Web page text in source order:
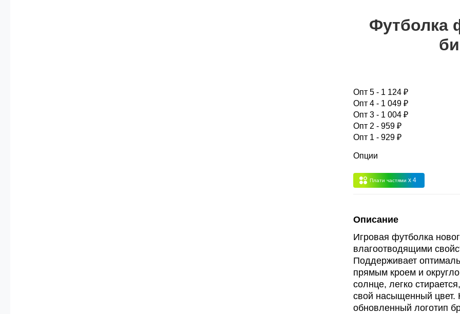
Сумма скидки зависит от стоимости вашего заказа, общая сумма заказа
сумма всех заказов за 6 месяцев -
- сумма всех заказов за 6 месяцев 80.000
- сумма всех заказов за 6 месяцев 200.000
сумма всех заказов за 6 месяцев - 400.000
Футболка
Опт 5 - 1 124 ₽
Опт 4 - 1 049 ₽
Опт 3 - 1 004 ₽
Опт 2 - 959 ₽
Опт 1 - 929 ₽
Опции
Плати частями x 4
Описание
Игровая футболка
влагоотводящими
Поддерживает
прямым кроем и
солнце, легко
свой насыщенный цвет.
обновленный логотип